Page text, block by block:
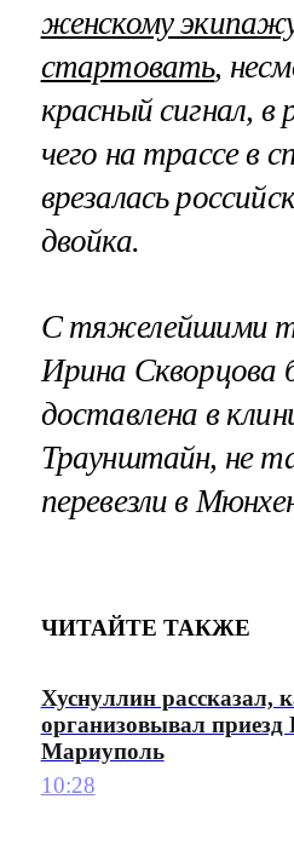
женскому
стартовать,
красный сигнал, в
чего на трассе в
врезалась
двойка.
С тяжелейшими
Ирина Скворцова
доставлена в
Траунштайн, не
перевезли в
ЧИТАЙТЕ ТАКЖЕ
Хуснуллин рассказал,
организовывал приезд
Мариуполь
10:28